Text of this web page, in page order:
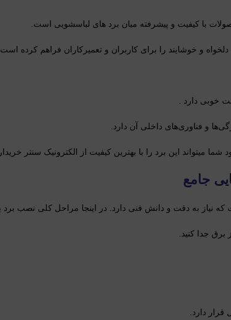
با کیفیت و پیشرفته میان برد های لباسشویی است.
و خوشایند را برای کاربران و تعمیرکاران فراهم کرده است .
خوبی دارد .
و فناوری‌های داخلی آن دارد.
میتواند این برد را با بهترین کیفیت از الکترونیک سنتر
جامع
به دقت و دانش فنی دارد. در اینجا مراحل کلی نصب برد
جدا کنید.
دارد.